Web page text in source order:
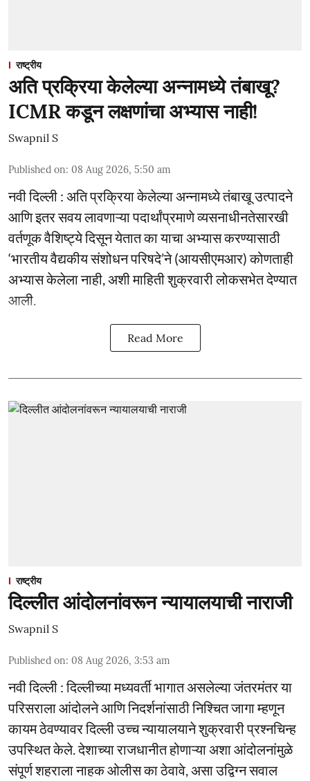
राष्ट्रीय
अति प्रक्रिया केलेल्या अन्नामध्ये तंबाखू?
ICMR कडून लक्षणांचा अभ्यास नाही!
Swapnil S
Published on: 08 Aug 2026, 5:50 am
नवी दिल्ली : अति प्रक्रिया केलेल्या अन्नामध्ये तंबाखू उत्पादने
आणि इतर सवय लावणाऱ्या पदार्थांप्रमाणे व्यसनाधीनतेसारखी
वर्तणूक वैशिष्ट्ये दिसून येतात का याचा अभ्यास करण्यासाठी
‘भारतीय वैद्यकीय संशोधन परिषदे’ने (आयसीएमआर) कोणताही
अभ्यास केलेला नाही, अशी माहिती शुक्रवारी लोकसभेत देण्यात
आली.
Read More
राष्ट्रीय
दिल्लीत आंदोलनांवरून न्यायालयाची नाराजी
Swapnil S
Published on: 08 Aug 2026, 3:53 am
नवी दिल्ली : दिल्लीच्या मध्यवर्ती भागात असलेल्या जंतरमंतर या
परिसराला आंदोलने आणि निदर्शनांसाठी निश्चित जागा म्हणून
कायम ठेवण्यावर दिल्ली उच्च न्यायालयाने शुक्रवारी प्रश्नचिन्ह
उपस्थित केले. देशाच्या राजधानीत होणाऱ्या अशा आंदोलनांमुळे
संपूर्ण शहराला नाहक ओलीस का ठेवावे, असा उद्विग्न सवाल